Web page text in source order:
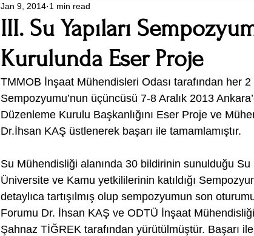
III. Su Yapıları
Kurulunda Eser Proje
Jan 9, 2014 1 min read
TMMOB İnşaat Mühendisleri Odası tarafından her 2
Sempozyumu’nun üçüncüsü 7-8 Aralık 2013
Düzenleme Kurulu Başkanlığını Eser Proje ve
Dr.İhsan KAŞ üstlenerek başarı ile tamamlamıştır.
Su Mühendisliği alanında 30 bildirinin sunulduğu
Üniversite ve Kamu yetkililerinin katıldığı
detaylıca tartışılmış olup sempozyumun son
Forumu Dr. İhsan KAŞ ve ODTÜ İnşaat
Şahnaz TİĞREK tarafından yürütülmüştür. Başarı